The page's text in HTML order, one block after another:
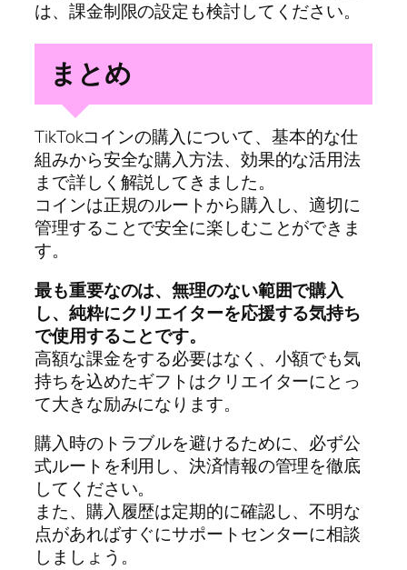
は、課金制限の設定も検討してください。
まとめ
TikTokコインの購入について、基本的な仕
組みから安全な購入方法、効果的な活用法
まで詳しく解説してきました。
コインは正規のルートから購入し、適切に
管理することで安全に楽しむことができま
す。
最も重要なのは、無理のない範囲で購入
し、純粋にクリエイターを応援する気持ち
で使用することです。
高額な課金をする必要はなく、小額でも気
持ちを込めたギフトはクリエイターにとっ
て大きな励みになります。
購入時のトラブルを避けるために、必ず公
式ルートを利用し、決済情報の管理を徹底
してください。
また、購入履歴は定期的に確認し、不明な
点があればすぐにサポートセンターに相談
しましょう。